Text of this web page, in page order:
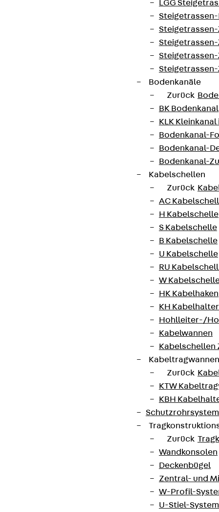
LGG
Steigetrassen-
Steigetrassen-
Steigetrassen-
Steigetrassen-
Bodenkanäle
Zurück
BK Bodenkanal
KLK
Bodenkanal-
Bodenkanal-
Bodenkanal-
Kabelschellen
Zurück
AC
H Kabelschelle
S Kabelschelle
B Kabelschelle
U Kabelschelle
RU
W
HK Kabelhaken
KH Kabelhalter
Hohlleiter-/
Kabelwannen
Kabelschellen
Zurück
KTW
KBH
Zurück
Wandkonsolen
Deckenbügel
Zentral- und
W-Profil-
U-Stiel-System